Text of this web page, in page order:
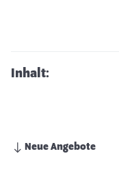
Inhalt:
Neue Angebote